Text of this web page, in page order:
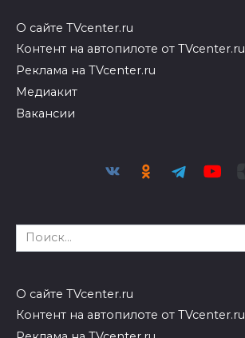
О сайте TVcenter.ru
Контент на автопилоте от TVcenter.ru
Реклама на TVcenter.ru
Медиакит
Вакансии
Search
for:
О сайте TVcenter.ru
Контент на автопилоте от TVcenter.ru